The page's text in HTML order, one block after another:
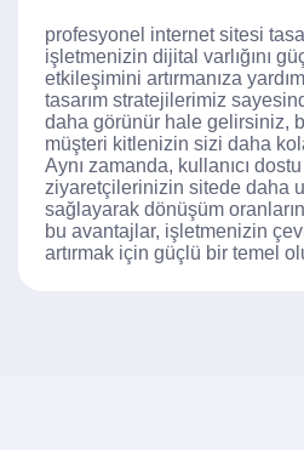
profesyonel internet sitesi
işletmenizin dijital varlığını
etkileşimini artırmanıza
tasarım stratejilerimiz
daha görünür hale gelirsiniz,
müşteri kitlenizin sizi daha
Aynı zamanda, kullanıcı
ziyaretçilerinizin sitede daha
sağlayarak dönüşüm
bu avantajlar, işletmenizin
artırmak için güçlü bir temel